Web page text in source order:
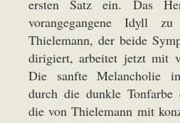
ersten Satz ein. Das
vorangegangene Idyll
Thielemann, der beide
dirigiert, arbeitet jetzt mit
Die sanfte Melancholie
durch die dunkle Tonfarbe
die von Thielemann mit